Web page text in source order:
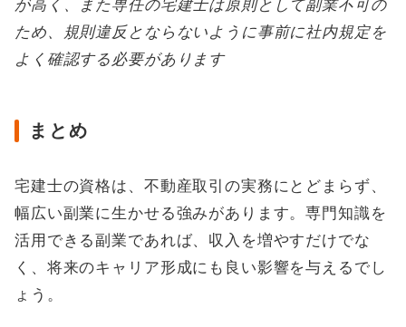
が高く、また専任の宅建士は原則として副業不可の
ため、規則違反とならないように事前に社内規定を
よく確認する必要があります
まとめ
宅建士の資格は、不動産取引の実務にとどまらず、
幅広い副業に生かせる強みがあります。専門知識を
活用できる副業であれば、収入を増やすだけでな
く、将来のキャリア形成にも良い影響を与えるでし
ょう。